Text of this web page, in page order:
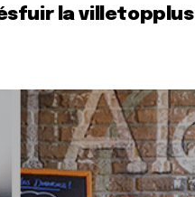
fuir la villetopplus